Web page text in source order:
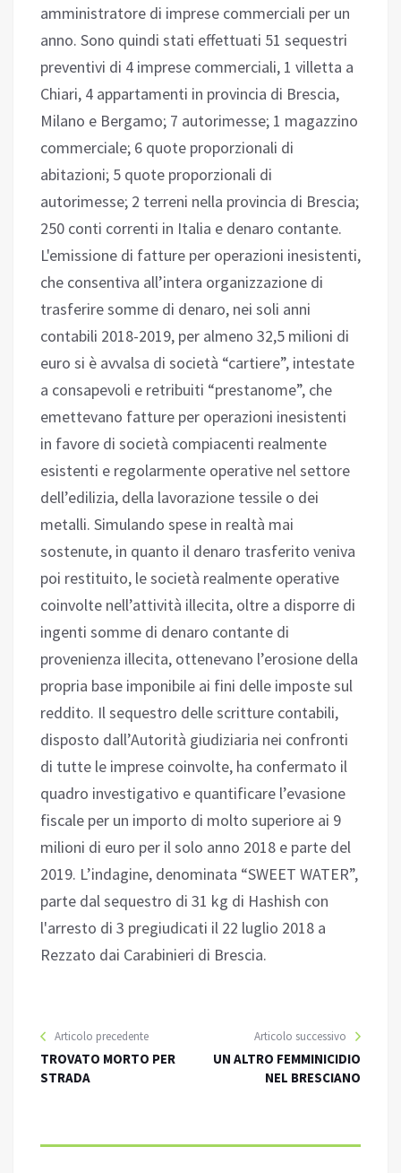
amministratore di imprese commerciali per un
anno. Sono quindi stati effettuati 51 sequestri
preventivi di 4 imprese commerciali, 1 villetta a
Chiari, 4 appartamenti in provincia di Brescia,
Milano e Bergamo; 7 autorimesse; 1 magazzino
commerciale; 6 quote proporzionali di
abitazioni; 5 quote proporzionali di
autorimesse; 2 terreni nella provincia di Brescia;
250 conti correnti in Italia e denaro contante.
L'emissione di fatture per operazioni inesistenti,
che consentiva all’intera organizzazione di
trasferire somme di denaro, nei soli anni
contabili 2018-2019, per almeno 32,5 milioni di
euro si è avvalsa di società “cartiere”, intestate
a consapevoli e retribuiti “prestanome”, che
emettevano fatture per operazioni inesistenti
in favore di società compiacenti realmente
esistenti e regolarmente operative nel settore
dell’edilizia, della lavorazione tessile o dei
metalli. Simulando spese in realtà mai
sostenute, in quanto il denaro trasferito veniva
poi restituito, le società realmente operative
coinvolte nell’attività illecita, oltre a disporre di
ingenti somme di denaro contante di
provenienza illecita, ottenevano l’erosione della
propria base imponibile ai fini delle imposte sul
reddito. Il sequestro delle scritture contabili,
disposto dall’Autorità giudiziaria nei confronti
di tutte le imprese coinvolte, ha confermato il
quadro investigativo e quantificare l’evasione
fiscale per un importo di molto superiore ai 9
milioni di euro per il solo anno 2018 e parte del
2019. L’indagine, denominata “SWEET WATER”,
parte dal sequestro di 31 kg di Hashish con
l'arresto di 3 pregiudicati il 22 luglio 2018 a
Rezzato dai Carabinieri di Brescia.
Articolo precedente
TROVATO MORTO PER
STRADA
Articolo successivo
UN ALTRO FEMMINICIDIO
NEL BRESCIANO